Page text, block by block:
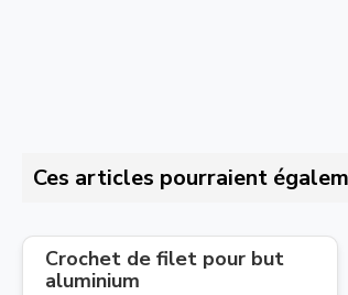
Ces articles pourraient
Crochet de filet pour but
aluminium